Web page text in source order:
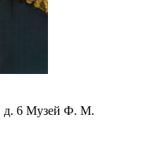
д. 6 Музей Ф. М.